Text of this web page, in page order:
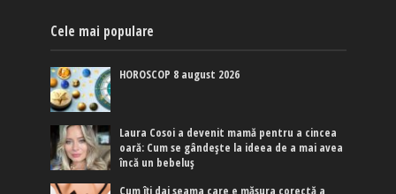
Cele mai populare
HOROSCOP 8 august 2026
Laura Cosoi a devenit mamă pentru a cincea
oară: Cum se gândește la ideea de a mai avea
încă un bebeluș